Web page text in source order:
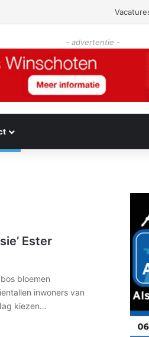
- advertentie -
Ester
bloemen
inwoners van
kiezen…
–